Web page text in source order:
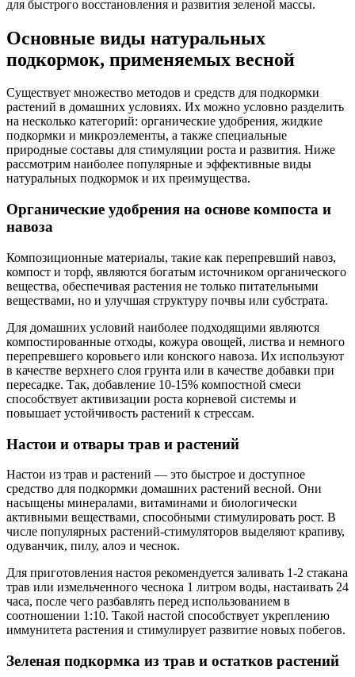
для быстрого восстановления и развития зеленой массы.
Основные виды натуральных
подкормок, применяемых весной
Существует множество методов и средств для подкормки
растений в домашних условиях. Их можно условно разделить
на несколько категорий: органические удобрения, жидкие
подкормки и микроэлементы, а также специальные
природные составы для стимуляции роста и развития. Ниже
рассмотрим наиболее популярные и эффективные виды
натуральных подкормок и их преимущества.
Органические удобрения на основе компоста и
навоза
Композиционные материалы, такие как перепревший навоз,
компост и торф, являются богатым источником органического
вещества, обеспечивая растения не только питательными
веществами, но и улучшая структуру почвы или субстрата.
Для домашних условий наиболее подходящими являются
компостированные отходы, кожура овощей, листва и немного
перепревшего коровьего или конского навоза. Их используют
в качестве верхнего слоя грунта или в качестве добавки при
пересадке. Так, добавление 10-15% компостной смеси
способствует активизации роста корневой системы и
повышает устойчивость растений к стрессам.
Настои и отвары трав и растений
Настои из трав и растений — это быстрое и доступное
средство для подкормки домашних растений весной. Они
насыщены минералами, витаминами и биологически
активными веществами, способными стимулировать рост. В
числе популярных растений-стимуляторов выделяют крапиву,
одуванчик, пилу, алоэ и чеснок.
Для приготовления настоя рекомендуется заливать 1-2 стакана
трав или измельченного чеснока 1 литром воды, настаивать 24
часа, после чего разбавлять перед использованием в
соотношении 1:10. Такой настой способствует укреплению
иммунитета растения и стимулирует развитие новых побегов.
Зеленая подкормка из трав и остатков растений